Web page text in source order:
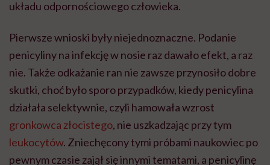
układu odpornościowego człowieka.
Pierwsze wnioski były niejednoznaczne. Podanie
penicyliny na infekcję w nosie raz dawało efekt, a raz
nie. Także odkażanie ran nie zawsze przynosiło dobre
skutki, choć było sporo przypadków, kiedy penicylina
działała selektywnie, czyli hamowała wzrost
gronkowca złocistego, nie uszkadzając przy tym
leukocytów. Zniechęcony tymi próbami naukowiec po
pewnym czasie zajął się innymi tematami, a penicylinę